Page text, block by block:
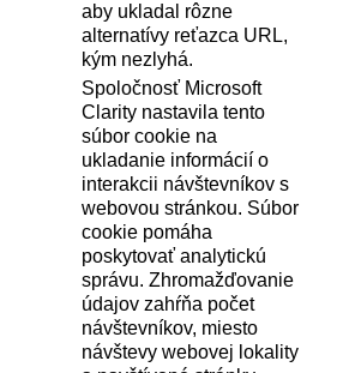
aby ukladal rôzne
alternatívy reťazca URL,
kým nezlyhá.
Spoločnosť Microsoft
Clarity nastavila tento
súbor cookie na
ukladanie informácií o
interakcii návštevníkov s
webovou stránkou. Súbor
cookie pomáha
poskytovať analytickú
správu. Zhromažďovanie
údajov zahŕňa počet
návštevníkov, miesto
návštevy webovej lokality